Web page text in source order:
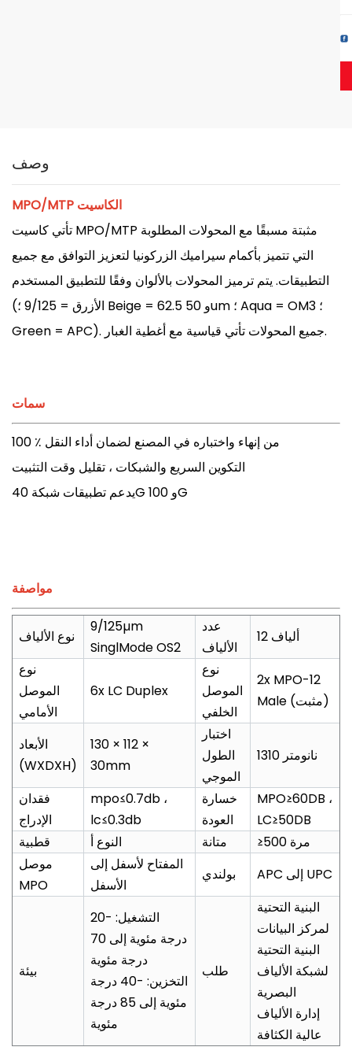
وصف
MPO/MTP الكاسيت
تأتي كاسيت MPO/MTP مثبتة مسبقًا مع المحولات المطلوبة
التي تتميز بأكمام سيراميك الزركونيا لتعزيز التوافق مع جميع
التطبيقات. يتم ترميز المحولات بالألوان وفقًا للتطبيق المستخدم
(الأزرق = 9/125 ؛ Beige = 62.5 و 50um ؛ Aqua = OM3 ؛
Green = APC). جميع المحولات تأتي قياسية مع أغطية الغبار.
سمات
100 ٪ من إنهاء واختباره في المصنع لضمان أداء النقل
التكوين السريع والشبكات ، تقليل وقت التثبيت
يدعم تطبيقات شبكة 40G و 100G
مواصفة
نوع الألياف
9/125µm
SinglMode OS2
عدد
الألياف
12 ألياف
نوع
الموصل
الأمامي
6x LC Duplex
نوع
الموصل
الخلفي
2x MPO-12
Male (مثبت)
الأبعاد
(WXDXH)
130 × 112 ×
30mm
اختبار
الطول
الموجي
1310 نانومتر
فقدان
الإدراج
mpo≤0.7db ،
lc≤0.3db
خسارة
العودة
MPO≥60DB ،
LC≥50DB
قطبية
النوع أ متانة
≥500 مرة
موصل
MPO
المفتاح لأسفل إلى
الأسفل
بولندي APC إلى UPC
بيئة
التشغيل: -20
درجة مئوية إلى 70
درجة مئوية
التخزين: -40 درجة
مئوية إلى 85 درجة
مئوية
طلب
البنية التحتية
لمركز البيانات
البنية التحتية
لشبكة الألياف
البصرية
إدارة الألياف
عالية الكثافة